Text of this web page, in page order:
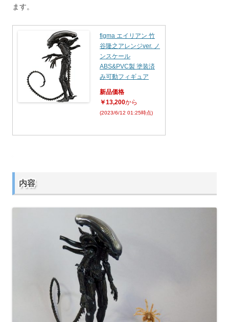
ます。
figma エイリアン 竹
谷隆之アレンジver. ノ
ンスケール
ABS&PVC製 塗装済
み可動フィギュア
新品価格
￥13,200から
(2023/6/12 01:25時点)
内容